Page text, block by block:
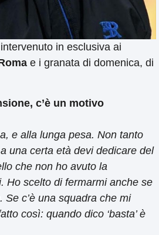
in esclusiva ai
e i granata di domenica, di
c’è un motivo
e alla lunga pesa. Non tanto
una certa età devi dedicare del
che non ho avuto la
Ho scelto di fermarmi anche se
c’è una squadra che mi
così: quando dico ‘basta’ è